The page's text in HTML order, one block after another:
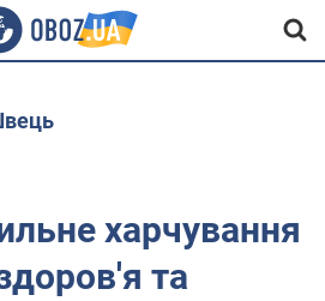
харчування
та